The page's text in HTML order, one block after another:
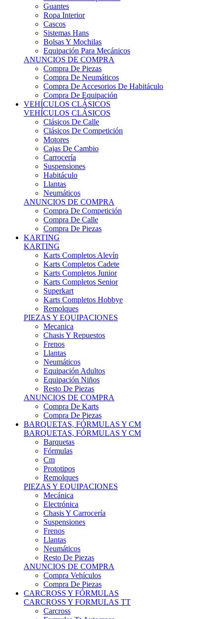
Ropa Interior
Cascos
Sistemas Hans
Bolsas Y Mochilas
Equipación Para Mecánicos
ANUNCIOS DE COMPRA
Compra De Piezas
Compra De Neumáticos
Compra De Accesorios De Habitáculo
Compra De Equipación
VEHÍCULOS CLÁSICOS
VEHÍCULOS CLÁSICOS
Clásicos De Calle
Clásicos De Competición
Motores
Cajas De Cambio
Carrocería
Suspensiones
Habitáculo
Llantas
Neumáticos
ANUNCIOS DE COMPRA
Compra De Competición
Compra De Calle
Compra De Piezas
KARTING
KARTING
Karts Completos Alevín
Karts Completos Cadete
Karts Completos Junior
Karts Completos Senior
Superkart
Karts Completos Hobbye
Remolques
PIEZAS Y EQUIPACIONES
Mecanica
Chasis Y Repuestos
Frenos
Llantas
Neumáticos
Equipación Adultos
Equipación Niños
Resto De Piezas
ANUNCIOS DE COMPRA
Compra De Karts
Compra De Piezas
BARQUETAS, FÓRMULAS Y CM
BARQUETAS, FÓRMULAS Y CM
Barquetas
Fórmulas
Cm
Prototipos
Remolques
PIEZAS Y EQUIPACIONES
Mecánica
Electrónica
Chasis Y Carrocería
Suspensiones
Frenos
Llantas
Neumáticos
Resto De Piezas
ANUNCIOS DE COMPRA
Compra Vehículos
Compra De Piezas
CARCROSS Y FÓRMULAS
CARCROSS Y FORMULAS TT
Carcross
Formulas Tt Autocross
Remolques